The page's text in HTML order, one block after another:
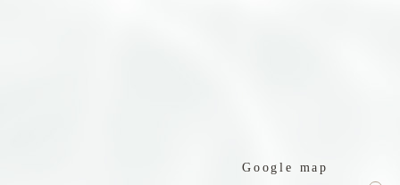
Google map